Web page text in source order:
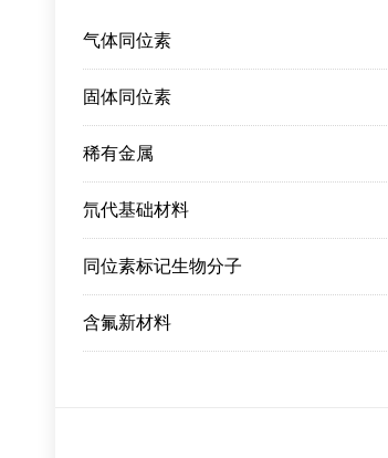
气体同位素
固体同位素
稀有金属
氘代基础材料
同位素标记生物分子
含氟新材料